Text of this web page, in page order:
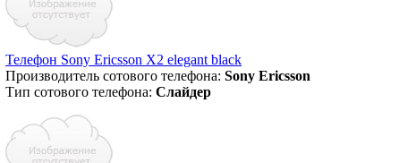
Телефон Sony Ericsson X2 elegant black
Производитель сотового телефона: Sony Ericsson
Тип сотового телефона: Слайдер